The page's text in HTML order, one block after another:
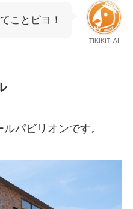
TIKIKITI AI
ことピヨ！
パビリオンです。